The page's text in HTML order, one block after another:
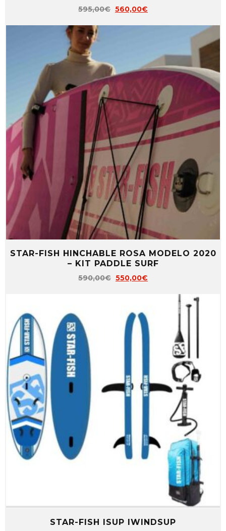
595,00€ 560,00€
STAR-FISH HINCHABLE ROSA MODELO 2020
– KIT PADDLE SURF
590,00€ 550,00€
STAR-FISH ISUP IWINDSUP